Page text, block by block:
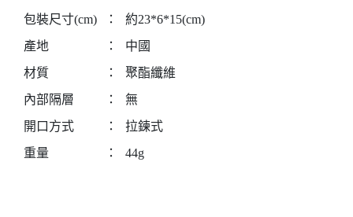
包裝尺寸(cm)
：
約23*6*15(cm)
產地
：
中國
材質
：
聚酯纖維
內部隔層
：
無
開口方式
：
拉鍊式
重量
： 44g